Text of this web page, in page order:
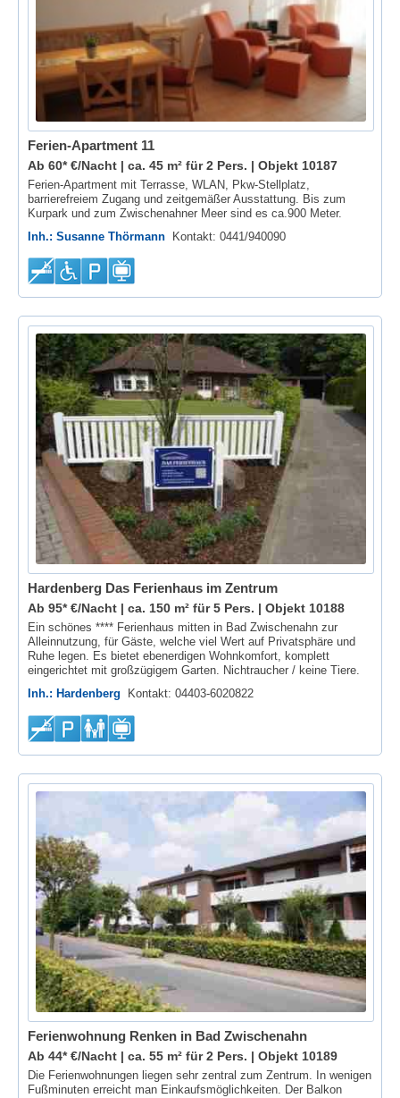
Ferien-Apartment 11
Ab 60* €/Nacht | ca. 45 m² für 2 Pers. | Objekt 10187
Ferien-Apartment mit Terrasse, WLAN, Pkw-Stellplatz,
barrierefreiem Zugang und zeitgemäßer Ausstattung. Bis zum
Kurpark und zum Zwischenahner Meer sind es ca.900 Meter.
Inh.: Susanne Thörmann
Kontakt: 0441/940090
Hardenberg Das Ferienhaus im Zentrum
Ab 95* €/Nacht | ca. 150 m² für 5 Pers. | Objekt 10188
Ein schönes **** Ferienhaus mitten in Bad Zwischenahn zur
Alleinnutzung, für Gäste, welche viel Wert auf Privatsphäre und
Ruhe legen. Es bietet ebenerdigen Wohnkomfort, komplett
eingerichtet mit großzügigem Garten. Nichtraucher / keine Tiere.
Inh.: Hardenberg Kontakt: 04403-6020822
Ferienwohnung Renken in Bad Zwischenahn
Ab 44* €/Nacht | ca. 55 m² für 2 Pers. | Objekt 10189
Die Ferienwohnungen liegen sehr zentral zum Zentrum. In wenigen
Fußminuten erreicht man Einkaufsmöglichkeiten. Der Balkon